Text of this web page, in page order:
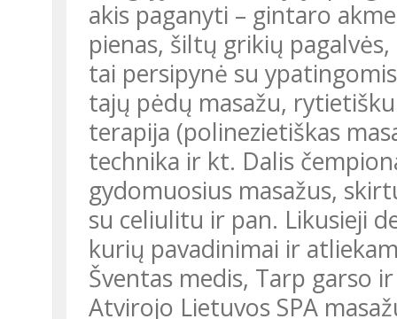
akis paganyti – gintaro
pienas, šiltų grikių
tai persipynė su
tajų pėdų masažu,
terapija (polinezietiškas
technika ir kt. Dalis
gydomuosius masažus,
su celiulitu ir pan. Likusieji
kurių pavadinimai ir
Šventas medis, Tarp garso
Atvirojo Lietuvos SPA